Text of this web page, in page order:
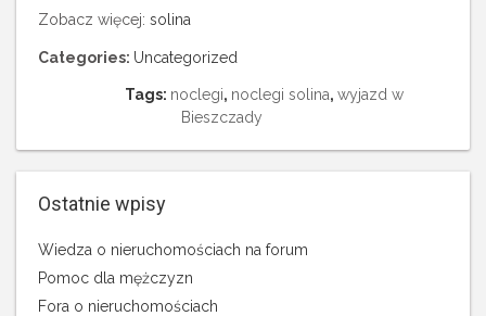
Zobacz więcej: solina
Categories: Uncategorized
Tags: noclegi, noclegi solina, wyjazd w
Bieszczady
Ostatnie wpisy
Wiedza o nieruchomościach na forum
Pomoc dla mężczyzn
Fora o nieruchomościach